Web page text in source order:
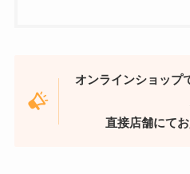
オンラインショップ
直接店舗にて